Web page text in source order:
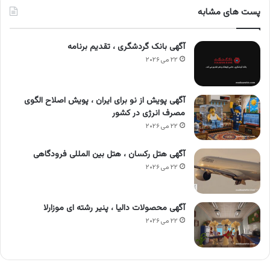
پست های مشابه
آگهی بانک گردشگری ، تقدیم برنامه
۲۲ می ۲۰۲۶
آگهی پویش از نو برای ایران ، پویش اصلاح الگوی
مصرف انرژی در کشور
۲۲ می ۲۰۲۶
آگهی هتل رکسان ، هتل بین المللی فرودگاهی
۲۲ می ۲۰۲۶
آگهی محصولات دالیا ، پنیر رشته ای موزارلا
۲۲ می ۲۰۲۶